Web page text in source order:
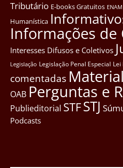
Tributário E-books Gratuitos ENAM
Humanística
Informações de
Interesses Difusos e Coletivos
Legislação Legislação Penal Especial Lei
comentadas
OAB Perguntas e
Publieditorial STFSTJ
Podcasts